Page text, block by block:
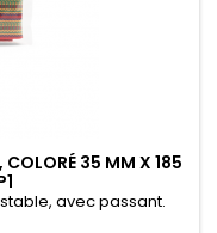
COLORÉ 35 MM X 185
avec passant.